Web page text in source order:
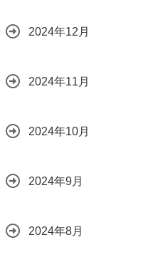
2024年12月
2024年11月
2024年10月
2024年9月
2024年8月